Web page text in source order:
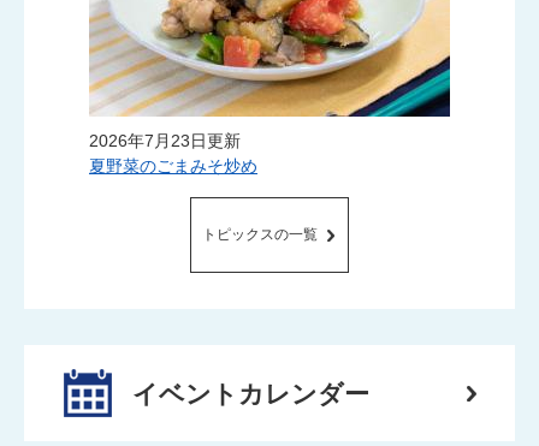
2026年7月23日更新
夏野菜のごまみそ炒め
トピックスの一覧
イベント カレンダー